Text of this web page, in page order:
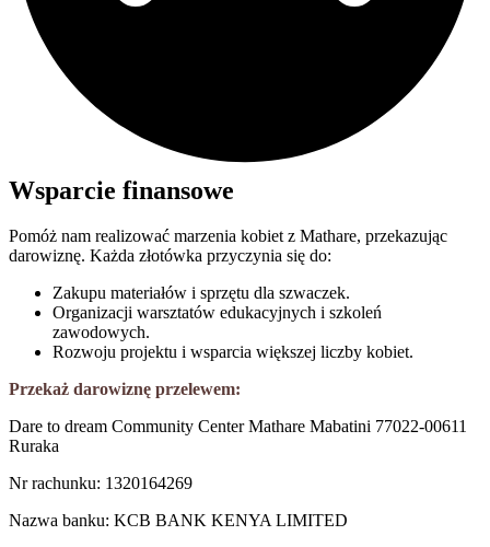
Wsparcie finansowe
Pomóż nam realizować marzenia kobiet z Mathare, przekazując
darowiznę. Każda złotówka przyczynia się do:
Zakupu materiałów i sprzętu dla szwaczek.
Organizacji warsztatów edukacyjnych i szkoleń
zawodowych.
Rozwoju projektu i wsparcia większej liczby kobiet.
Przekaż darowiznę przelewem:
Dare to dream Community Center Mathare Mabatini 77022-00611
Ruraka
Nr rachunku: 1320164269
Nazwa banku: KCB BANK KENYA LIMITED